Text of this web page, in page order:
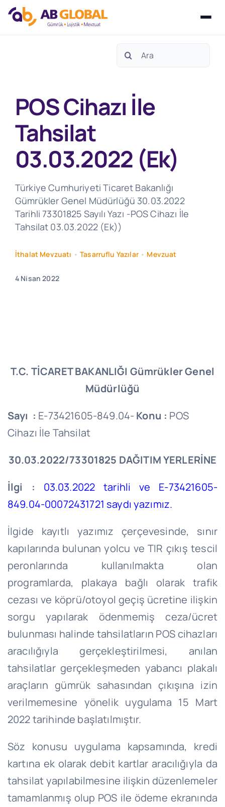
Search
POS Cihazı İle
Tahsilat
03.03.2022 (Ek)
Türkiye Cumhuriyeti Ticaret Bakanlığı
Gümrükler Genel Müdürlüğü 30.03.2022
Tarihli 73301825 Sayılı Yazı -POS Cihazı İle
Tahsilat 03.03.2022 (Ek))
İthalat Mevzuatı •Tasarruflu Yazılar• Mevzuat
4 Nisan 2022
T.C. TİCARET BAKANLIĞI Gümrükler Genel
Müdürlüğü
Sayı : E-73421605-849.04-Konu : POS
Cihazı İle Tahsilat
30.03.2022/73301825 DAĞITIM YERLERİNE
İlgi :
03.03.2022 tarihli ve E-73421605-
849.04-00072431721 saydı yazımız.
İlgide kayıtlı yazımız çerçevesinde, sınır
kapılarında bulunan yolcu ve TIR çıkış tescil
peronlarında kullanılmakta olan
programlarda, plakaya bağlı olarak trafik
cezası ve köprü/otoyol geçiş ücretine ilişkin
sorgu yapılarak ödenmemiş ceza/ücret
bulunması halinde tahsilatların POS cihazları
aracılığıyla gerçekleştirilmesi, anılan
tahsilatlar gerçekleşmeden yabancı plakalı
araçların gümrük sahasından çıkışına izin
verilmemesine yönelik uygulama 15 Mart
2022 tarihinde başlatılmıştır.
Söz konusu uygulama kapsamında, kredi
kartına ek olarak debit kartlar aracılığıyla da
tahsilat yapılabilmesine ilişkin düzenlemeler
tamamlanmış olup POS ile ödeme ekranında